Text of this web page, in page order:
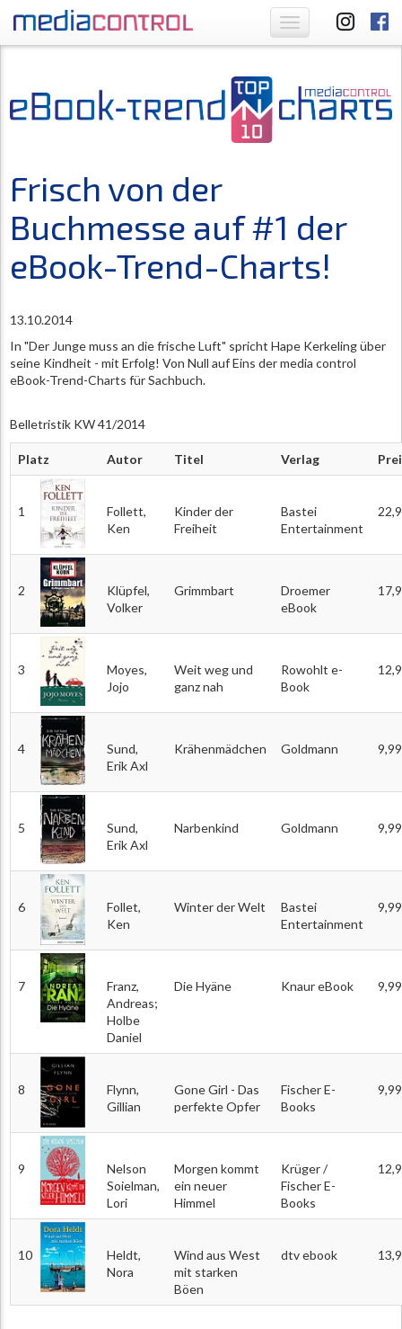
Toggle
navigation
Frisch von der
Buchmesse auf #1 der
eBook-Trend-Charts!
13.10.2014
In "Der Junge muss an die frische Luft" spricht Hape Kerkeling über
seine Kindheit - mit Erfolg! Von Null auf Eins der media control
eBook-Trend-Charts für Sachbuch.
Belletristik KW 41/2014
Platz Autor Titel Verlag
1
Follett,
Ken
Kinder der
Freiheit
Bastei
Entertainment
2
Klüpfel,
Volker
Grimmbart
Droemer
eBook
3
Moyes,
Jojo
Weit weg und
ganz nah
Rowohlt e-
Book
4
Sund,
Erik Axl
Krähenmädchen Goldmann 9,99
5
Sund,
Erik Axl
Narbenkind Goldmann 9,99
6
Follet,
Ken
Winter der Welt
Bastei
Entertainment
9,99
7
Franz,
Andreas;
Holbe
Daniel
Die Hyäne Knaur eBook 9,99
8
Flynn,
Gillian
Gone Girl - Das
perfekte Opfer
Fischer E-
Books
9,99
9
Nelson
Soielman,
Lori
Morgen kommt
ein neuer
Himmel
Krüger /
Fischer E-
Books
10
Heldt,
Nora
Wind aus West
mit starken
Böen
dtv ebook